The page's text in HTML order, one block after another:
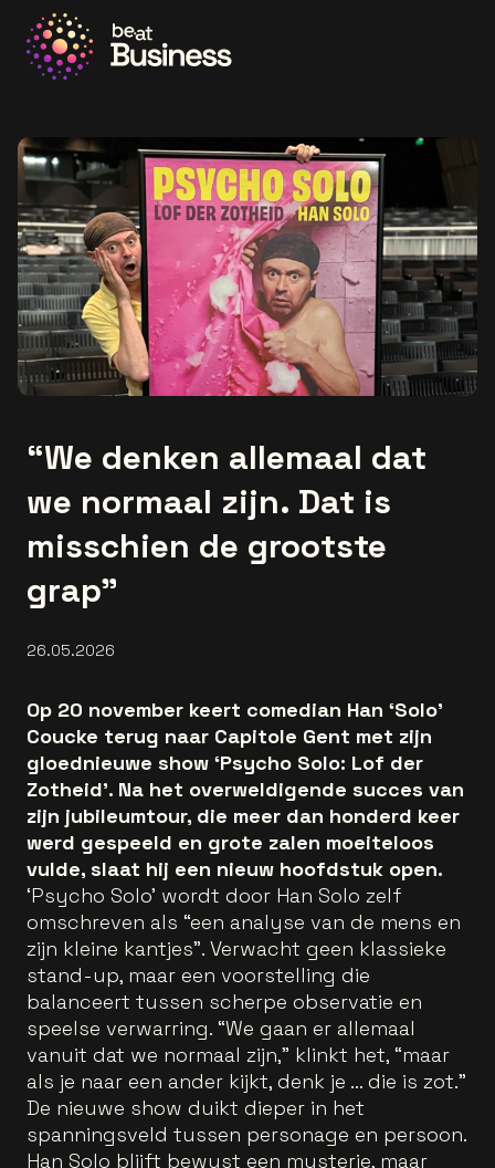
“We denken allemaal dat
we normaal zijn. Dat is
misschien de grootste
grap”
26.05.2026
Op 20 november keert comedian Han ‘Solo’
Coucke terug naar Capitole Gent met zijn
gloednieuwe show ‘Psycho Solo: Lof der
Zotheid’. Na het overweldigende succes van
zijn jubileumtour, die meer dan honderd keer
werd gespeeld en grote zalen moeiteloos
vulde, slaat hij een nieuw hoofdstuk open.
‘Psycho Solo’ wordt door Han Solo zelf
omschreven als “een analyse van de mens en
zijn kleine kantjes”. Verwacht geen klassieke
stand-up, maar een voorstelling die
balanceert tussen scherpe observatie en
speelse verwarring. “We gaan er allemaal
vanuit dat we normaal zijn,” klinkt het, “maar
als je naar een ander kijkt, denk je … die is zot.”
De nieuwe show duikt dieper in het
spanningsveld tussen personage en persoon.
Han Solo blijft bewust een mysterie, maar